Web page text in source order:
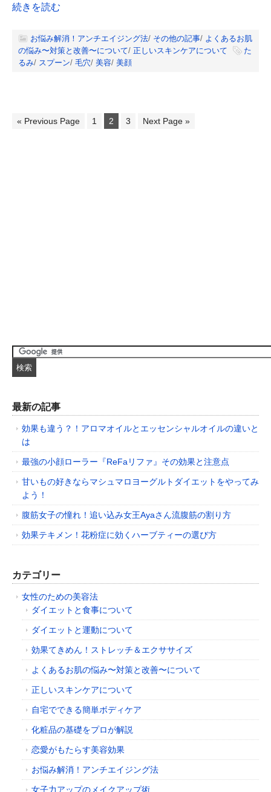
続きを読む
お悩み解消！アンチエイジング法/ その他の記事/ よくあるお肌
の悩み〜対策と改善〜について/ 正しいスキンケアについて
た
るみ/ スプーン/ 毛穴/ 美容/ 美顔
« Previous Page 1 2 3 Next Page »
最新の記事
効果も違う？！アロマオイルとエッセンシャルオイルの違いと
は
最強の小顔ローラー『ReFaリファ』その効果と注意点
甘いもの好きならマシュマロヨーグルトダイエットをやってみ
よう！
腹筋女子の憧れ！追い込み女王Ayaさん流腹筋の割り方
効果テキメン！花粉症に効くハーブティーの選び方
カテゴリー
女性のための美容法
ダイエットと食事について
ダイエットと運動について
効果てきめん！ストレッチ＆エクササイズ
よくあるお肌の悩み〜対策と改善〜について
正しいスキンケアについて
自宅でできる簡単ボディケア
化粧品の基礎をプロが解説
恋愛がもたらす美容効果
お悩み解消！アンチエイジング法
女子力アップのメイクアップ術